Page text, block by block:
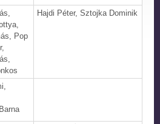
Pop
Hajdi Péter, Sztojka Dominik